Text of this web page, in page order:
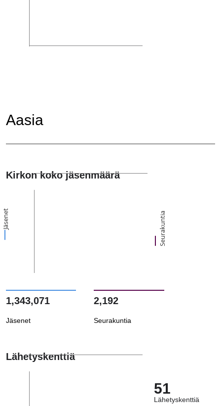
Aasia
Kirkon koko jäsenmäärä
Jäsenet Seurakuntia
1,343,071
Jäsenet
2,192
Seurakuntia
Lähetyskenttiä
51
Lähetyskenttiä